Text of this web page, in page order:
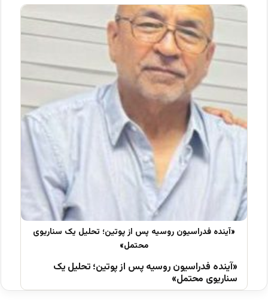
«آینده فدراسیون روسیه پس از پوتین؛ تحلیل یک
سناریوی محتمل»